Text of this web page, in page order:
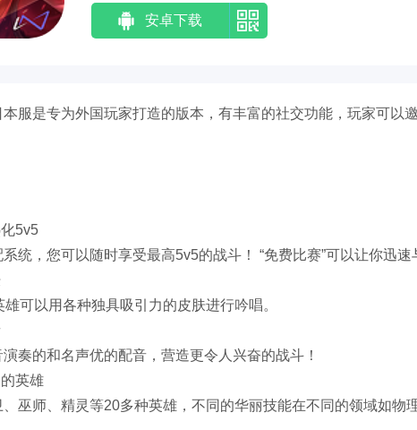
安卓下载
本服是专为外国玩家打造的版本，有丰富的社交功能，玩家可以
5v5
统，您可以随时享受最高5v5的战斗！ “免费比赛”可以让你迅速
雄可以用各种独具吸引力的皮肤进行吟唱。
奏的和名声优的配音，营造更令人兴奋的战斗！
英雄
巫师、精灵等20多种英雄，不同的华丽技能在不同的领域如物